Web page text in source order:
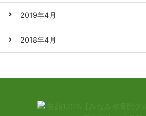
2019年4月
2018年4月